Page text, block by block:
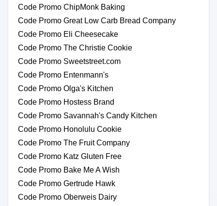
Code Promo ChipMonk Baking
Code Promo Great Low Carb Bread Company
Code Promo Eli Cheesecake
Code Promo The Christie Cookie
Code Promo Sweetstreet.com
Code Promo Entenmann's
Code Promo Olga's Kitchen
Code Promo Hostess Brand
Code Promo Savannah's Candy Kitchen
Code Promo Honolulu Cookie
Code Promo The Fruit Company
Code Promo Katz Gluten Free
Code Promo Bake Me A Wish
Code Promo Gertrude Hawk
Code Promo Oberweis Dairy